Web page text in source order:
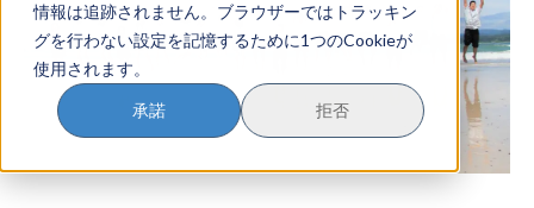
情報は追跡されません。ブラウザーではトラッキン
グを行わない設定を記憶するために1つのCookieが
使用されます。
承諾 拒否
イベントを探す
おためし地域留学
マガジン
奨学金について